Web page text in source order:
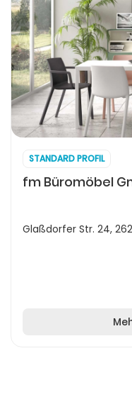
STANDARD PROFIL
fm Büromöbel
Glaßdorfer Str. 24,